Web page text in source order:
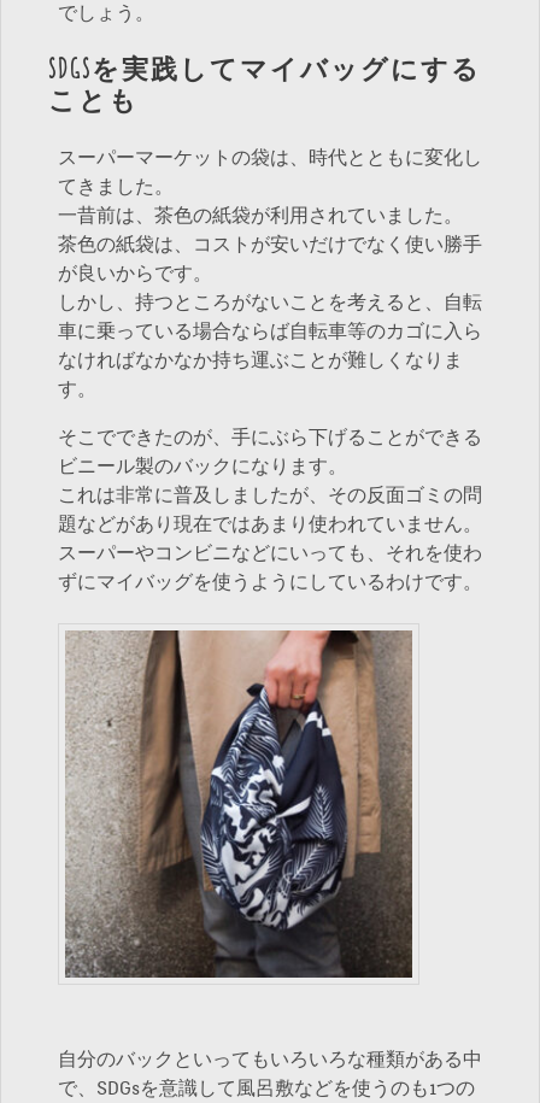
でしょう。
SDGSを実践してマイバッグにする
ことも
スーパーマーケットの袋は、時代とともに変化し
てきました。
一昔前は、茶色の紙袋が利用されていました。
茶色の紙袋は、コストが安いだけでなく使い勝手
が良いからです。
しかし、持つところがないことを考えると、自転
車に乗っている場合ならば自転車等のカゴに入ら
なければなかなか持ち運ぶことが難しくなりま
す。
そこでできたのが、手にぶら下げることができる
ビニール製のバックになります。
これは非常に普及しましたが、その反面ゴミの問
題などがあり現在ではあまり使われていません。
スーパーやコンビニなどにいっても、それを使わ
ずにマイバッグを使うようにしているわけです。
自分のバックといってもいろいろな種類がある中
で、SDGsを意識して風呂敷などを使うのも1つの